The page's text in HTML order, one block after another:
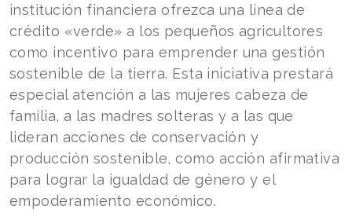
institución financiera ofrezca una línea de
crédito «verde» a los pequeños agricultores
como incentivo para emprender una gestión
sostenible de la tierra. Esta iniciativa prestará
especial atención a las mujeres cabeza de
familia, a las madres solteras y a las que
lideran acciones de conservación y
producción sostenible, como acción afirmativa
para lograr la igualdad de género y el
empoderamiento económico.